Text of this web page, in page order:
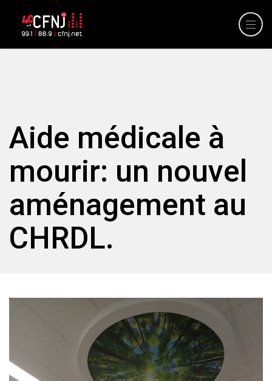
Aide médicale à
mourir: un nouvel
aménagement au
CHRDL.